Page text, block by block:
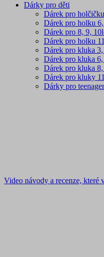
Dárky pro děti
Dárek pro
Dárek pro holku
Dárek pro 8, 9,
Dárek pro holku
Dárek pro kluka
Dárek pro kluka
Dárek pro kluka
Dárek pro kluky
Dárky pro
Video návody a recenze, které